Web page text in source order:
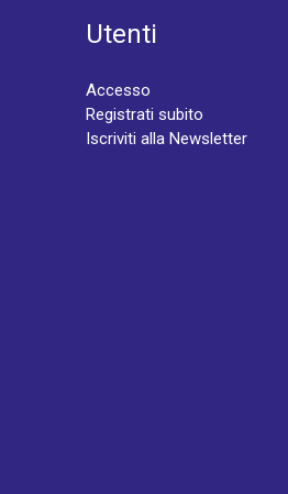
Utenti
Accesso
Registrati subito
Iscriviti alla Newsletter